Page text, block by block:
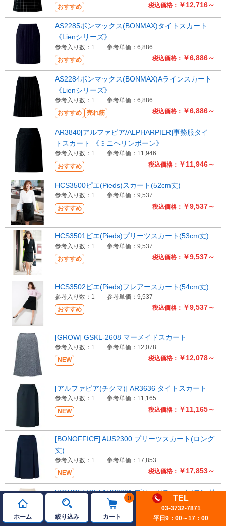
ホーム 絞り込み
0
カート
TEL
03-3732-7871
平日9：00～17：00
おすすめ 税込価格： ￥12,716～
おすすめ 税込価格： ￥6,886～
AS2285ボンマックス(BONMAX)タイトスカート
《Lienシリーズ》
参考入り数：1 参考単価：6,886
おすすめ 売れ筋 税込価格： ￥6,886～
AS2284ボンマックス(BONMAX)Aラインスカート
《Lienシリーズ》
参考入り数：1 参考単価：6,886
おすすめ 税込価格： ￥11,946～
AR3840[アルファピア/ALPHARPIER]事務服タイ
トスカート 《ミニヘリンボーン》
参考入り数：1 参考単価：11,946
おすすめ 税込価格： ￥9,537～
HCS3500ピエ(Pieds)スカート(52cm丈)
参考入り数：1 参考単価：9,537
おすすめ 税込価格： ￥9,537～
HCS3501ピエ(Pieds)プリーツスカート(53cm丈)
参考入り数：1 参考単価：9,537
おすすめ 税込価格： ￥9,537～
HCS3502ピエ(Pieds)フレアースカート(54cm丈)
参考入り数：1 参考単価：9,537
NEW 税込価格： ￥12,078～
[GROW] GSKL-2608 マーメイドスカート
参考入り数：1 参考単価：12,078
NEW 税込価格： ￥11,165～
[アルファピア(チクマ)] AR3636 タイトスカート
参考入り数：1 参考単価：11,165
NEW 税込価格： ￥17,853～
[BONOFFICE] AUS2300 プリーツスカート(ロング
丈)
参考入り数：1 参考単価：17,853
[BONOFFICE] AUS2301 プリーツスカート(ロング
丈)
参考入り数：1 参考単価：16,423